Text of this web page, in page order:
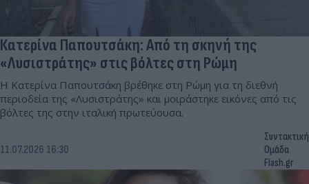
Κατερίνα Παπουτσάκη: Από τη σκηνή της
«Λυσιστράτης» στις βόλτες στη Ρώμη
Η Κατερίνα Παπουτσάκη βρέθηκε στη Ρώμη για τη διεθνή
περιοδεία της «Λυσιστράτης» και μοιράστηκε εικόνες από τις
βόλτες της στην ιταλική πρωτεύουσα.
11.07.2026 16:30
Συντακτική
Ομάδα
Flash.gr